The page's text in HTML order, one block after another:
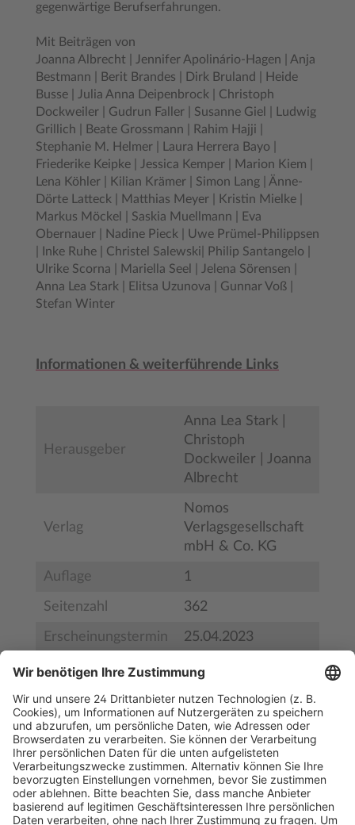
gegenwärtige Berufserfahrungen.
Mit Beiträgen von
Joanna Albrecht | Jennifer Apolinário-Hagen | Anja
Bestmann | Berit Brandes | Dirk Bruland | Heide
Busse | Julia Anna Deipenbrock | Christoph
Dockweiler | Gudrun Faller | Susanne Giel | Ludwig
Grillich | Beate Grossmann | Rahim Hajji |
Stephanie M. Helmer | Laura Herrera Bayo |
Friederike Keipke | Jessica Kemper | Marion Kiem |
Lena Köhler | Kilian Krämer | Simon Lang | Änne-
Dörte Latteck | Matthias Meyer | Kristin Mielke |
Markus Möckel | Saskia Muellmann | Eva
Obernauer | Nadine Pieck | Uwe Prümel-Philippsen
| Inke Ruhe | Christel Salewski| Philip Santangelo |
Ulrike Scorna | Mariella Seel | Jelena Sörensen |
Anna Lea Stark | Elitsa Uzunova | Gunnar Voß |
Stefan Winter
Informationen & weiterführende Links
Herausgeber
Anna Lea Stark |
Christoph
Dockweiler | Joanna
Albrecht
Verlag
Nomos
Verlagsgesellschaft
mbH & Co. KG
Auflage 1
Seitenzahl 362
Erscheinungstermin 25.04.2023
Bestell-Nr. 9783848773886
ISBN 978-3-8487-7388-6